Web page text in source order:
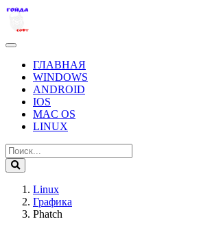
ГЛАВНАЯ
WINDOWS
ANDROID
IOS
MAC OS
LINUX
Linux
Графика
Phatch